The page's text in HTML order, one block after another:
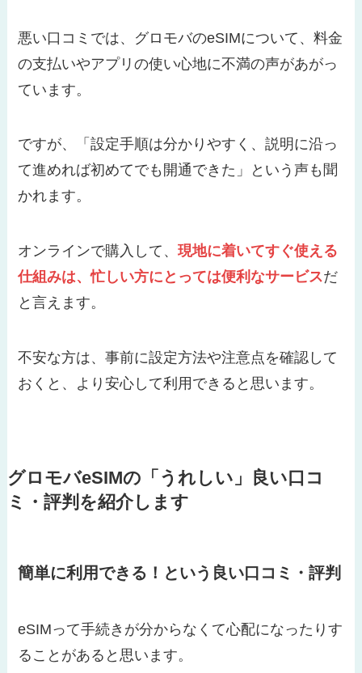
悪い口コミでは、グロモバのeSIMについて、料金
の支払いやアプリの使い心地に不満の声があがっ
ています。
ですが、「設定手順は分かりやすく、説明に沿っ
て進めれば初めてでも開通できた」という声も聞
かれます。
オンラインで購入して、現地に着いてすぐ使える
仕組みは、忙しい方にとっては便利なサービスだ
と言えます。
不安な方は、事前に設定方法や注意点を確認して
おくと、より安心して利用できると思います。
グロモバeSIMの「うれしい」良い口コ
ミ・評判を紹介します
簡単に利用できる！という良い口コミ・評判
eSIMって手続きが分からなくて心配になったりす
ることがあると思います。